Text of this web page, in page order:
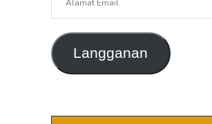
Langganan